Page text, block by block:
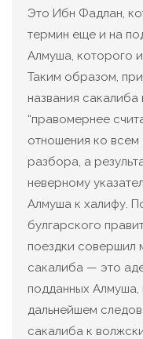
Это Ибн Фадлан,
термин еще и на
Алмуша, которого
Таким образом,
названия
“правомернее
отношения ко
разбора, а
неверному
Алмуша к халифу.
булгарского
поездки совершил
сакалиба — это
подданных Алмуша,
дальнейшем
сакалиба к